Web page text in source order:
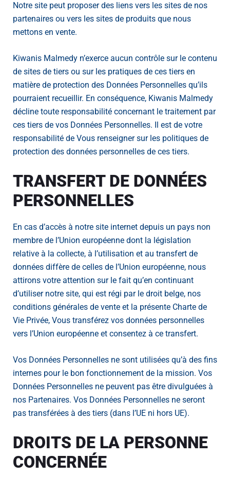
Notre site peut proposer des liens vers les sites de nos
partenaires ou vers les sites de produits que nous
mettons en vente.
Kiwanis Malmedy n’exerce aucun contrôle sur le contenu
de sites de tiers ou sur les pratiques de ces tiers en
matière de protection des Données Personnelles qu’ils
pourraient recueillir. En conséquence, Kiwanis Malmedy
décline toute responsabilité concernant le traitement par
ces tiers de vos Données Personnelles. Il est de votre
responsabilité de Vous renseigner sur les politiques de
protection des données personnelles de ces tiers.
TRANSFERT DE DONNÉES
PERSONNELLES
En cas d’accès à notre site internet depuis un pays non
membre de l’Union européenne dont la législation
relative à la collecte, à l’utilisation et au transfert de
données diffère de celles de l’Union européenne, nous
attirons votre attention sur le fait qu’en continuant
d’utiliser notre site, qui est régi par le droit belge, nos
conditions générales de vente et la présente Charte de
Vie Privée, Vous transférez vos données personnelles
vers l’Union européenne et consentez à ce transfert.
Vos Données Personnelles ne sont utilisées qu’à des fins
internes pour le bon fonctionnement de la mission. Vos
Données Personnelles ne peuvent pas être divulguées à
nos Partenaires. Vos Données Personnelles ne seront
pas transférées à des tiers (dans l’UE ni hors UE).
DROITS DE LA PERSONNE
CONCERNÉE